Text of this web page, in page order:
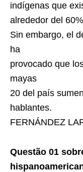
indígenas que
alrededor del
Sin embargo, el
ha
provocado que
mayas
20 del país
hablantes.
FERNÁNDEZ
Questão 01